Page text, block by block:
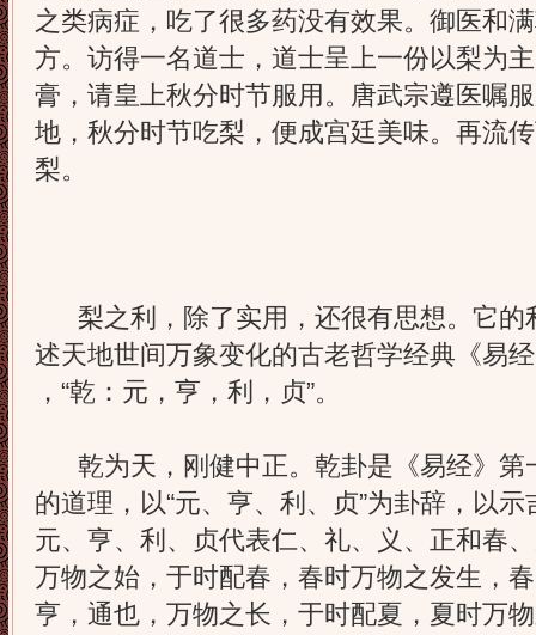
之类病症，吃了很多药没有效果。御医和
方。访得一名道士，道士呈上一份以梨为
膏，请皇上秋分时节服用。唐武宗遵医嘱
地，秋分时节吃梨，便成宫廷美味。再流
梨。
梨之利，除了实用，还很有思想。它的
述天地世间万象变化的古老哲学经典《易
，“乾：元，亨，利，贞”。
乾为天，刚健中正。乾卦是《易经》第
的道理，以“元、亨、利、贞”为卦辞，以
元、亨、利、贞代表仁、礼、义、正和春
万物之始，于时配春，春时万物之发生，
亨，通也，万物之长，于时配夏，夏时万